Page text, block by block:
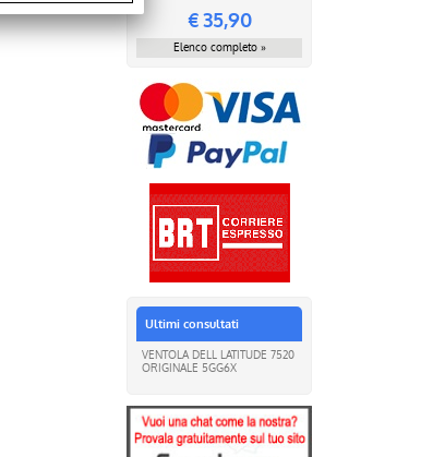
€35,90
Elenco completo »
Ultimi consultati
VENTOLA DELL LATITUDE 7520
ORIGINALE 5GG6X